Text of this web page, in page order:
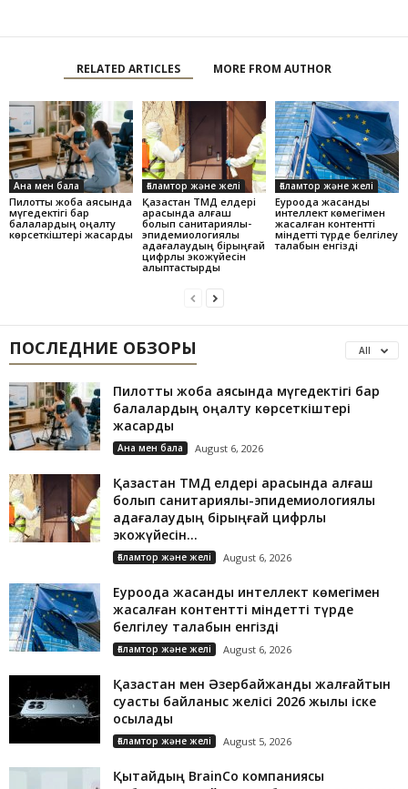
RELATED ARTICLES MORE FROM AUTHOR
Ана мен бала
Пилоттық жоба аясында
мүгедектігі бар
балалардың оңалту
көрсеткіштері жақсарды
Ғаламтор және желі
Қазақстан ТМД елдері
арасында алғаш
болып санитариялық-
эпидемиологиялық
қадағалаудың бірыңғай
цифрлық экожүйесін
қалыптастырды
Ғаламтор және желі
Еуроодақ жасанды
интеллект көмегімен
жасалған контентті
міндетті түрде белгілеу
талабын енгізді
ПОСЛЕДНИЕ ОБЗОРЫ All
Пилоттық жоба аясында мүгедектігі бар
балалардың оңалту көрсеткіштері
жақсарды
Ана мен бала August 6, 2026
Қазақстан ТМД елдері арасында алғаш
болып санитариялық-эпидемиологиялық
қадағалаудың бірыңғай цифрлық
экожүйесін...
Ғаламтор және желі August 6, 2026
Еуроодақ жасанды интеллект көмегімен
жасалған контентті міндетті түрде
белгілеу талабын енгізді
Ғаламтор және желі August 6, 2026
Қазақстан мен Әзербайжанды жалғайтын
суасты байланыс желісі 2026 жылы іске
қосылады
Ғаламтор және желі August 5, 2026
Қытайдың BrainCo компаниясы